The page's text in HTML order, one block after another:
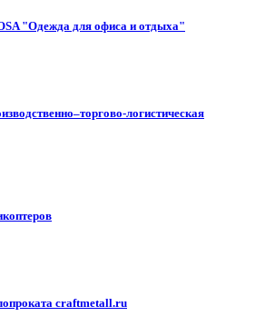
"Одежда для офиса и отдыха"
логистическая
craftmetall.ru